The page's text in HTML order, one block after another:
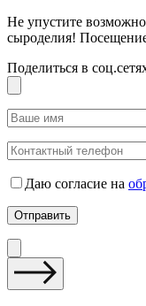
Не упустите
сыроделия!
Поделиться в
Даю согласие на